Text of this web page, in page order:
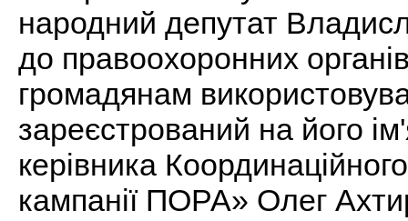
народний депутат
до правоохоронних
громадянам
зареєстрований на його
керівника
кампанії ПОРА» Олег